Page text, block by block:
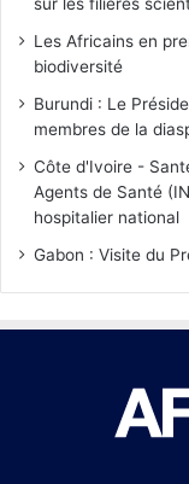
Les Africains en
biodiversité
Burundi : Le
membres de la
Côte d'Ivoire -
Agents de Santé
hospitalier national
Gabon : Visite du